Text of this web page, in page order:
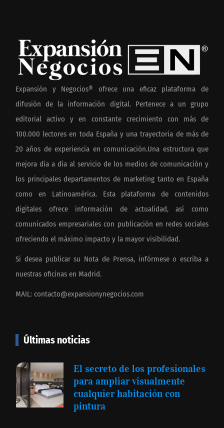
Expansión y Negocios® ofrece una eficaz plataforma de
difusión de la información digital. Pertenece a un grupo
editorial activo y en constante crecimiento con más de
100.000 lectores en toda España y una trayectoria de más de
20 años de experiencia en comunicación.Una estructura que
mejora día a día al servicio de los medios de comunicación y
los principales departamentos de marketing tanto en España
como en Latinoamérica. Esta plataforma de contenidos
digitales ofrece información de actualidad, así como
comunicados empresariales con publicación en redes sociales
ofreciendo el máximo impacto y la mayor visibilidad.
Si desea publicar su Nota de Prensa, infórmese o escriba a
nuestras oficinas en Madrid.
MAIL: contacto@expansionynegocios.com
Últimas noticias
El secreto de los profesionales
para ampliar visualmente
cualquier habitación con
pintura